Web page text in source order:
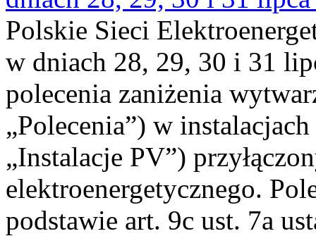
Polskie Sieci
w dniach 28, 29, 30 i 31
polecenia zaniżenia
„Polecenia”) w
„Instalacje PV”)
elektroenergetycznego.
podstawie art. 9c ust. 7a